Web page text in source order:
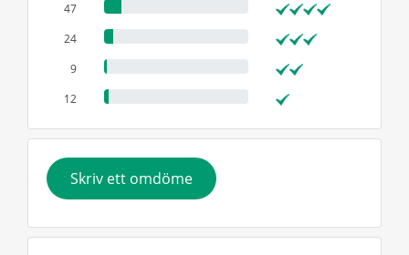
47
24
9
12
Skriv ett omdöme